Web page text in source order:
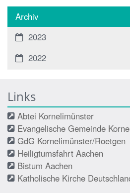
Archiv
2023
2022
Links
Abtei Kornelimünster
Evangelische Gemeinde
GdG Kornelimünster/Roetgen
Heiligtumsfahrt Aachen
Bistum Aachen
Katholische Kirche